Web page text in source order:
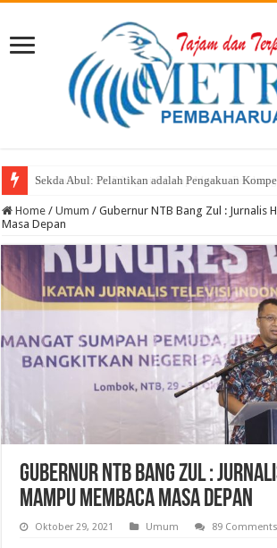
Sekda Abul: Pelantikan adalah Pengakuan
Home / Umum / Gubernur NTB Bang Zul : Jurnalis
Masa Depan
Gubernur NTB Bang Zul :
Mampu Membaca Masa Depan
Oktober 29, 2021 Umum 89 Comments